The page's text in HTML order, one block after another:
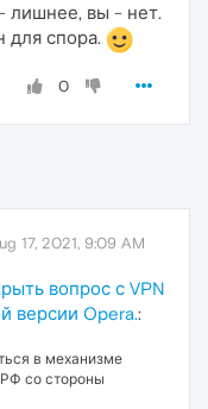
лишнее, вы - нет.
для спора.
0
17, 2021, 9:09 AM
вопрос с VPN
версии Opera.:
в механизме
РФ со стороны